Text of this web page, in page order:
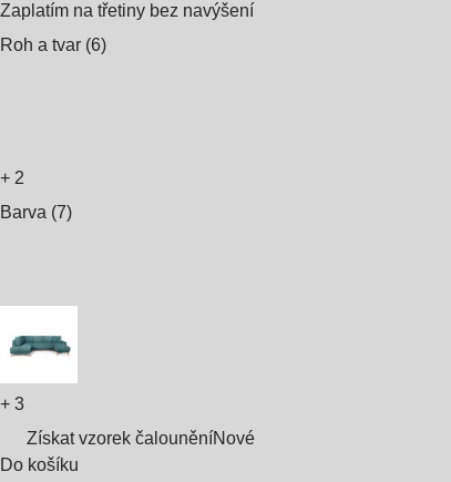
Zaplatím na třetiny bez navýšení
Roh a tvar (6)
+ 2
Barva (7)
+ 3
Získat vzorek čalouněníNové
Do košíku